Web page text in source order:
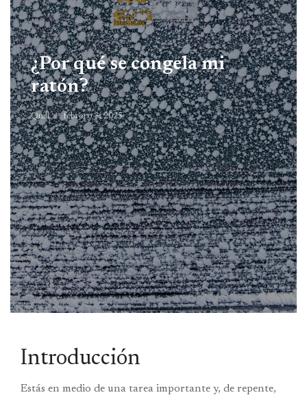
¿Por qué se congela mi
ratón?
Quill febrero 3, 2025
Introducción
Estás en medio de una tarea importante y, de repente,